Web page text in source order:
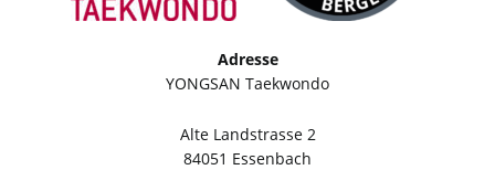
Adresse
YONGSAN Taekwondo
Alte Landstrasse 2
84051 Essenbach